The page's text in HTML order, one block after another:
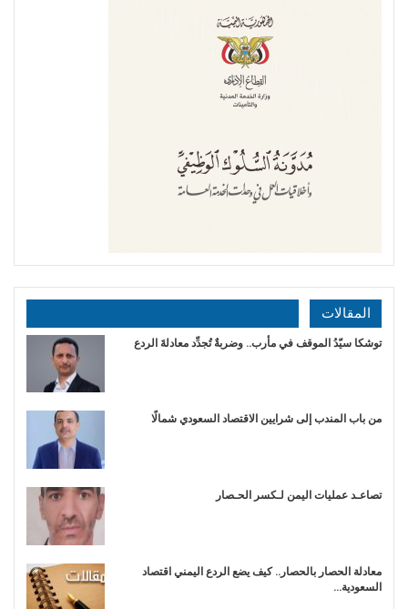
المقالات
توشكا سيّدُ الموقف في مأرب.. وضربةٌ تُجدِّد معادلةَ الردع
من باب المندب إلى شرايين الاقتصاد السعودي شمالًا
تصاعـد عمليات اليمن لـكسر الحـصار
معادلة الحصار بالحصار.. كيف يضع الردع اليمني اقتصاد
السعودية…